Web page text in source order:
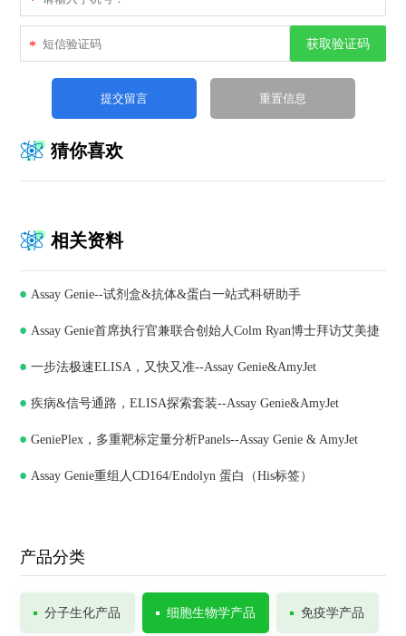
* 获取验证码
猜你喜欢
相关资料
Assay Genie--试剂盒&抗体&蛋白一站式科研助手
Assay Genie首席执行官兼联合创始人Colm Ryan博士拜访艾美捷
科技，深化合作共谋发展
一步法极速ELISA，又快又准--Assay Genie&AmyJet
疾病&信号通路，ELISA探索套装--Assay Genie&AmyJet
GeniePlex，多重靶标定量分析Panels--Assay Genie & AmyJet
Assay Genie重组人CD164/Endolyn 蛋白（His标签）
产品分类
分子生化产品 细胞生物学产品 免疫学产品